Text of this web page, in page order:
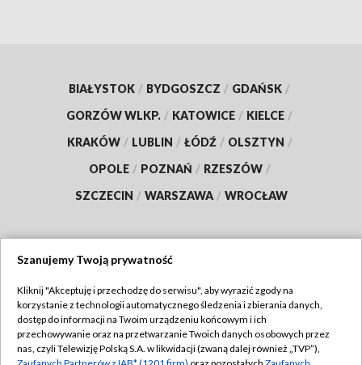
BIAŁYSTOK / BYDGOSZCZ / GDAŃSK /
GORZÓW WLKP. / KATOWICE / KIELCE /
KRAKÓW / LUBLIN / ŁÓDŹ / OLSZTYN /
OPOLE / POZNAŃ / RZESZÓW /
SZCZECIN / WARSZAWA / WROCŁAW
TVP
Abonament TVP
Emisja w TVP
Regulamin TVP
Szanujemy Twoją prywatność
Kliknij "Akceptuję i przechodzę do serwisu", aby wyrazić zgody na
korzystanie z technologii automatycznego śledzenia i zbierania danych,
dostęp do informacji na Twoim urządzeniu końcowym i ich
przechowywanie oraz na przetwarzanie Twoich danych osobowych przez
nas, czyli Telewizję Polską S.A. w likwidacji (zwaną dalej również „TVP”),